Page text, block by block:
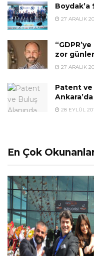
Boydak’a
27 ARALIK
zor
27 ARALIK
Patent ve
28 EYLÜL
En Çok